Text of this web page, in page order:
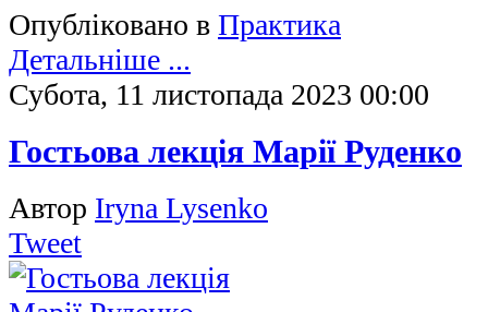
Опубліковано в Практика
Детальніше ...
Субота, 11 листопада 2023 00:00
Гостьова лекція Марії Руденко
Автор Iryna Lysenko
Tweet